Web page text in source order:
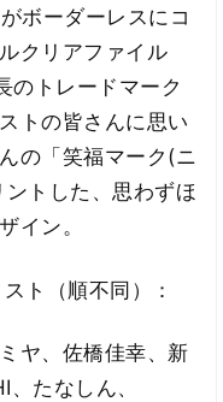
ボーダーレスにコ
クリアファイル
のトレードマーク
トの皆さんに思い
の「笑福マーク(ニ
トした、思わずほ
イン。
ト（順不同）：
ヤ、佐橋佳幸、新
たなしん、